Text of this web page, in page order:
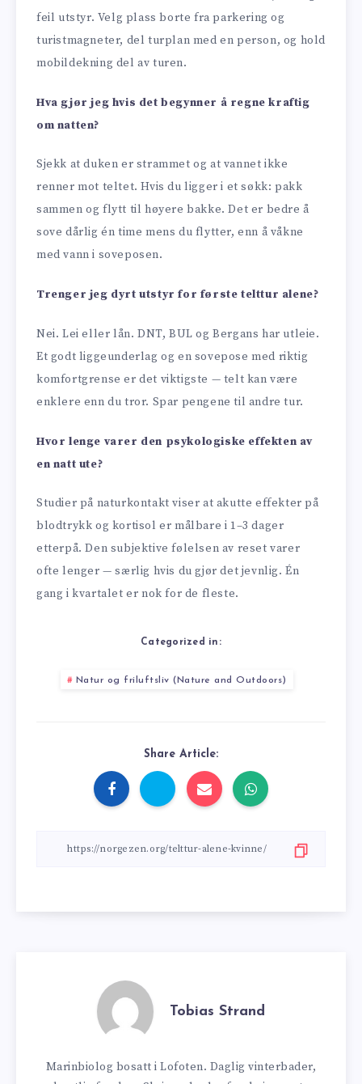
feil utstyr. Velg plass borte fra parkering og
turistmagneter, del turplan med en person, og hold
mobildekning del av turen.
Hva gjør jeg hvis det begynner å regne kraftig
om natten?
Sjekk at duken er strammet og at vannet ikke
renner mot teltet. Hvis du ligger i et søkk: pakk
sammen og flytt til høyere bakke. Det er bedre å
sove dårlig én time mens du flytter, enn å våkne
med vann i soveposen.
Trenger jeg dyrt utstyr for første telttur alene?
Nei. Lei eller lån. DNT, BUL og Bergans har utleie.
Et godt liggeunderlag og en sovepose med riktig
komfortgrense er det viktigste — telt kan være
enklere enn du tror. Spar pengene til andre tur.
Hvor lenge varer den psykologiske effekten av
en natt ute?
Studier på naturkontakt viser at akutte effekter på
blodtrykk og kortisol er målbare i 1–3 dager
etterpå. Den subjektive følelsen av reset varer
ofte lenger — særlig hvis du gjør det jevnlig. Én
gang i kvartalet er nok for de fleste.
Categorized in:
Natur og friluftsliv (Nature and Outdoors)
Share Article:
Tobias Strand
Marinbiolog bosatt i Lofoten. Daglig vinterbader,